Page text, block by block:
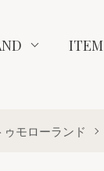
ITEM
モローランド